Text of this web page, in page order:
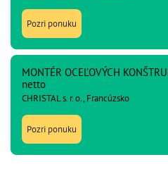
Pozri ponuku
MONTÉR OCEĽOVÝCH
netto
CHRISTAL s. r. o., Francúzsko
Pozri ponuku